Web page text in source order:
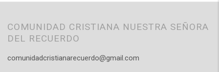
COMUNIDAD CRISTIANA NUESTRA SEÑORA
DEL RECUERDO
comunidadcristianarecuerdo@gmail.com